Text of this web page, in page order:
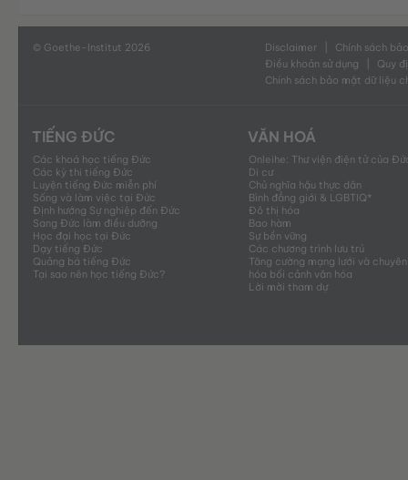
© Goethe-Institut 2026 Disclaimer
Chính sách
Điều khoản sử dụng
Quy
Chính sách bảo mật dữ liệu
TIẾNG ĐỨC
Các khoá học tiếng Đức
Các kỳ thi tiếng Đức
Luyện tiếng Đức miễn phí
Sống và làm việc tại Đức
Định hướng Sự nghiệp đến Đức
Sang Đức làm điều dưỡng
Học đại học tại Đức
Dạy tiếng Đức
Quảng bá tiếng Đức
Tại sao nên học tiếng Đức?
VĂN HOÁ
Onleihe: Thư viện điện tử của
Di cư
Chủ nghĩa hậu thực dân
Bình đẳng giới & LGBTIQ*
Đô thị hóa
Bao hàm
Sự bền vững
Các chương trình lưu trú
Tăng cường mạng lưới và
hóa bối cảnh văn hóa
Lời mời tham dự